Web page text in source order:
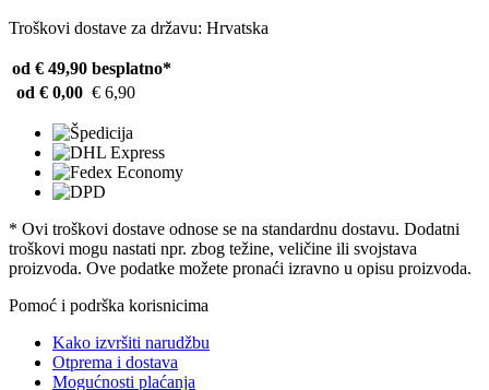
Troškovi dostave za državu: Hrvatska
od € 49,90 besplatno*
od € 0,00 € 6,90
* Ovi troškovi dostave odnose se na standardnu ​​dostavu. Dodatni
troškovi mogu nastati npr. zbog težine, veličine ili svojstava
proizvoda. Ove podatke možete pronaći izravno u opisu proizvoda.
Pomoć i podrška korisnicima
Kako izvršiti narudžbu
Otprema i dostava
Mogućnosti plaćanja